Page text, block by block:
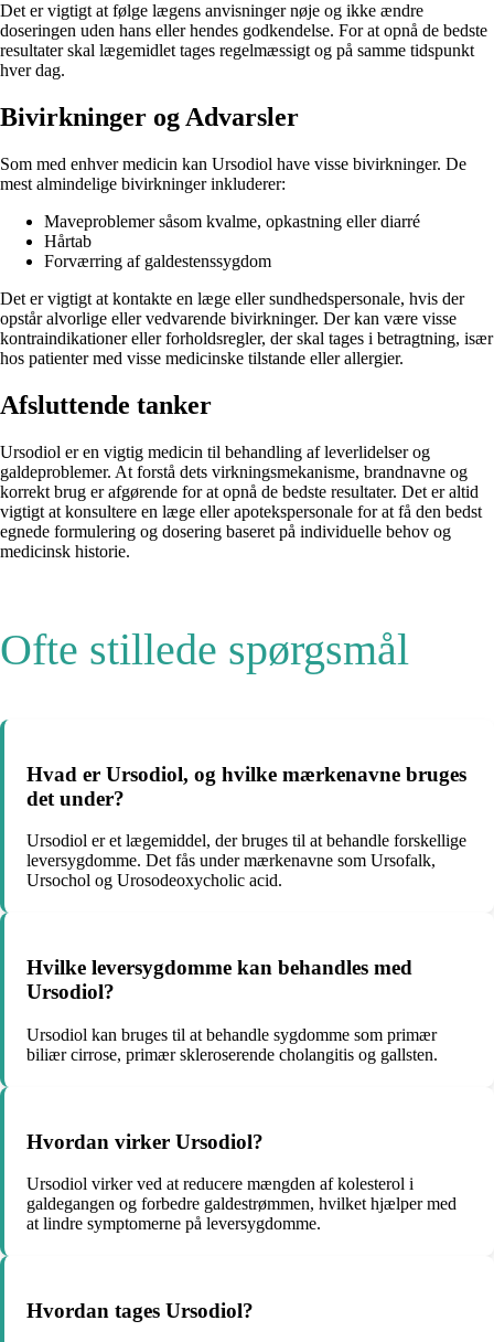
Det er vigtigt at følge lægens anvisninger nøje og ikke ændre
doseringen uden hans eller hendes godkendelse. For at opnå de bedste
resultater skal lægemidlet tages regelmæssigt og på samme tidspunkt
hver dag.
Bivirkninger og Advarsler
Som med enhver medicin kan Ursodiol have visse bivirkninger. De
mest almindelige bivirkninger inkluderer:
Maveproblemer såsom kvalme, opkastning eller diarré
Hårtab
Forværring af galdestenssygdom
Det er vigtigt at kontakte en læge eller sundhedspersonale, hvis der
opstår alvorlige eller vedvarende bivirkninger. Der kan være visse
kontraindikationer eller forholdsregler, der skal tages i betragtning, især
hos patienter med visse medicinske tilstande eller allergier.
Afsluttende tanker
Ursodiol er en vigtig medicin til behandling af leverlidelser og
galdeproblemer. At forstå dets virkningsmekanisme, brandnavne og
korrekt brug er afgørende for at opnå de bedste resultater. Det er altid
vigtigt at konsultere en læge eller apotekspersonale for at få den bedst
egnede formulering og dosering baseret på individuelle behov og
medicinsk historie.
Ofte stillede spørgsmål
Hvad er Ursodiol, og hvilke mærkenavne bruges
det under?
Ursodiol er et lægemiddel, der bruges til at behandle forskellige
leversygdomme. Det fås under mærkenavne som Ursofalk,
Ursochol og Urosodeoxycholic acid.
Hvilke leversygdomme kan behandles med
Ursodiol?
Ursodiol kan bruges til at behandle sygdomme som primær
biliær cirrose, primær skleroserende cholangitis og gallsten.
Hvordan virker Ursodiol?
Ursodiol virker ved at reducere mængden af ​​kolesterol i
galdegangen og forbedre galdestrømmen, hvilket hjælper med
at lindre symptomerne på leversygdomme.
Hvordan tages Ursodiol?